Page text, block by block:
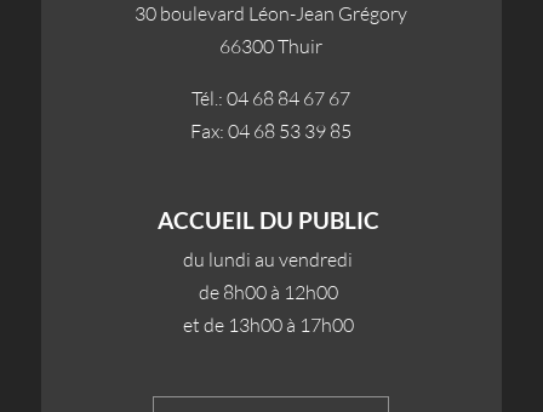
30 boulevard Léon-Jean Grégory
66300 Thuir
Tél.: 04 68 84 67 67
Fax: 04 68 53 39 85
ACCUEIL DU PUBLIC
du lundi au vendredi
de 8h00 à 12h00
et de 13h00 à 17h00